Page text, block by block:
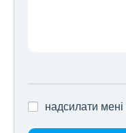
надсилати